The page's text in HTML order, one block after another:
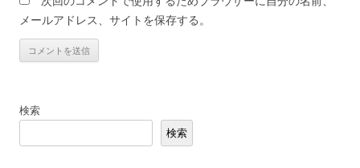
メールアドレス、サイトを保存する。
検索
検索